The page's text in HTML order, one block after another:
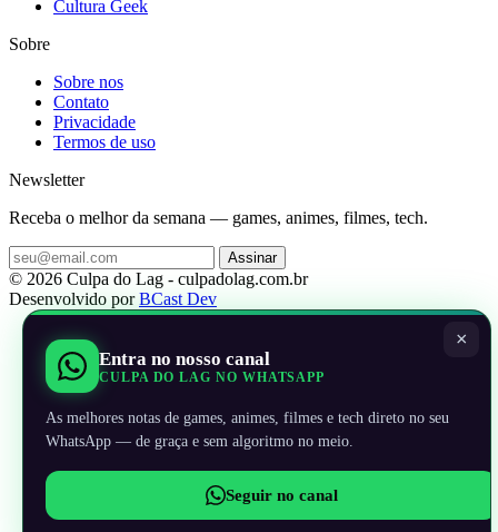
Cultura Geek
Sobre
Sobre nos
Contato
Privacidade
Termos de uso
Newsletter
Receba o melhor da semana — games, animes, filmes, tech.
Assinar
© 2026 Culpa do Lag - culpadolag.com.br
Desenvolvido porBCast Dev
×
Entra no nosso canal
CULPA DO LAG NO WHATSAPP
As melhores notas de games, animes, filmes e tech direto no seu
WhatsApp — de graça e sem algoritmo no meio.
Seguir no canal